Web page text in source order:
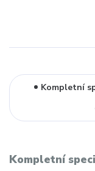
Kompletní
Kompletní